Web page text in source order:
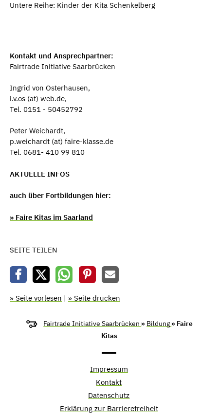
Untere Reihe: Kinder der Kita Schenkelberg
Kontakt und Ansprechpartner:
Fairtrade Initiative Saarbrücken
Ingrid von Osterhausen,
i.v.os (at) web.de,
Tel. 0151 - 50452792
Peter Weichardt,
p.weichardt (at) faire-klasse.de
Tel. 0681- 410 99 810
AKTUELLE INFOS
auch über Fortbildungen hier:
» Faire Kitas im Saarland
SEITE TEILEN
» Seite vorlesen | » Seite drucken
Fairtrade Initiative Saarbrücken » Bildung » Faire
Kitas
Impressum
Kontakt
Datenschutz
Erklärung zur Barrierefreiheit